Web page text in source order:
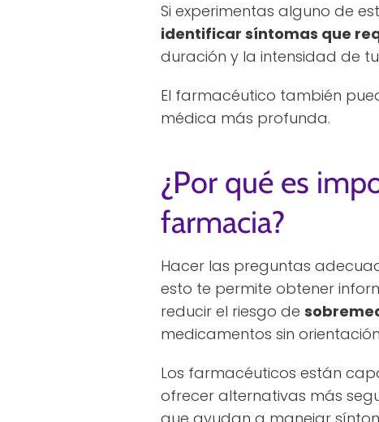
Si experimentas alguno de
identificar síntomas que
duración y la intensidad de
El farmacéutico también
médica más profunda.
¿Por qué es
farmacia?
Hacer las preguntas
esto te permite obtener
reducir el riesgo de
medicamentos sin
Los farmacéuticos están
ofrecer alternativas más